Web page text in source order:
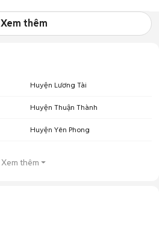
Xem thêm
Huyện Lương Tài
Huyện Thuận Thành
Huyện Yên Phong
Xem thêm